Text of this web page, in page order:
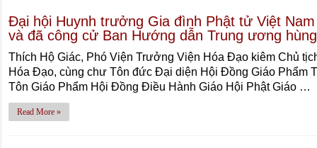
Đại hội Huynh trưởng Gia đình Phật tử Việt
và đã công cử Ban Hướng dẫn Trung ương
Thích Hộ Giác, Phó Viện Trưởng Viện Hóa Đạo kiêm Chủ
Hóa Đạo, cùng chư Tôn đức Đại diện Hội Đồng Giáo Phẩm
Tôn Giáo Phẩm Hội Đồng Điều Hành Giáo Hội Phật Giáo …
Read More »